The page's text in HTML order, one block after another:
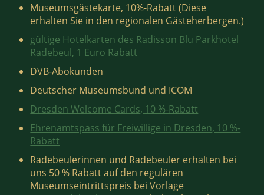
Museumsgästekarte, 10%-Rabatt (Diese
erhalten Sie in den regionalen Gästeherbergen.)
gültige Hotelkarten des Radisson Blu Parkhotel
Radebeul, 1 Euro Rabatt
DVB-Abokunden
Deutscher Museumsbund und ICOM
Dresden Welcome Cards, 10 %-Rabatt
Ehrenamtspass für Freiwillige in Dresden, 10 %-
Rabatt
Radebeulerinnen und Radebeuler erhalten bei
uns 50 % Rabatt auf den regulären
Museumseintrittspreis bei Vorlage